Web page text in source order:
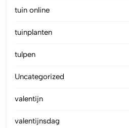
tuin online
tuinplanten
tulpen
Uncategorized
valentijn
valentijnsdag